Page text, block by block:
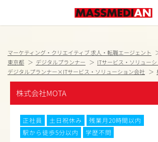
マーケティング・クリエイティブ 求人・転職エージェント
東京都
デジタルプランナー
ITサービス・ソリュー
デジタルプランナー×ITサービス・ソリューション会社
株式会社MOTA
正社員 土日祝休み
残業月20時間以内
駅から徒歩5分以内
学歴不問